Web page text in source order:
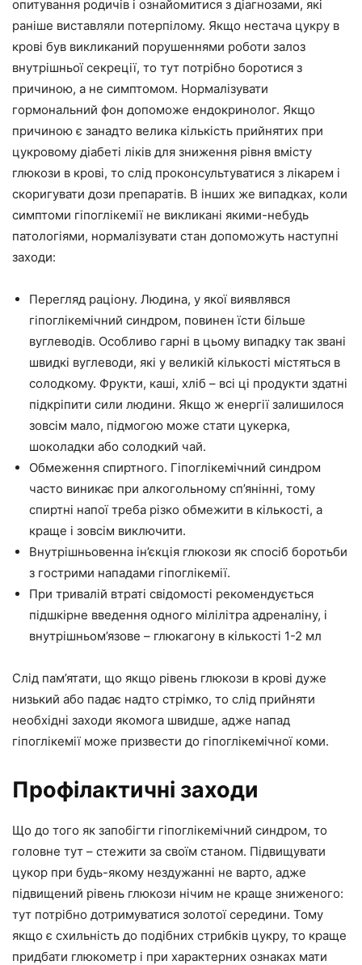
опитування родичів і ознайомитися з діагнозами, які
раніше виставляли потерпілому. Якщо нестача цукру в
крові був викликаний порушеннями роботи залоз
внутрішньої секреції, то тут потрібно боротися з
причиною, а не симптомом. Нормалізувати
гормональний фон допоможе ендокринолог. Якщо
причиною є занадто велика кількість прийнятих при
цукровому діабеті ліків для зниження рівня вмісту
глюкози в крові, то слід проконсультуватися з лікарем і
скоригувати дози препаратів. В інших же випадках, коли
симптоми гіпоглікемії не викликані якими-небудь
патологіями, нормалізувати стан допоможуть наступні
заходи:
Перегляд раціону. Людина, у якої виявлявся
гіпоглікемічний синдром, повинен їсти більше
вуглеводів. Особливо гарні в цьому випадку так звані
швидкі вуглеводи, які у великій кількості містяться в
солодкому. Фрукти, каші, хліб – всі ці продукти здатні
підкріпити сили людини. Якщо ж енергії залишилося
зовсім мало, підмогою може стати цукерка,
шоколадки або солодкий чай.
Обмеження спиртного. Гіпоглікемічний синдром
часто виникає при алкогольному сп’янінні, тому
спиртні напої треба різко обмежити в кількості, а
краще і зовсім виключити.
Внутрішньовенна ін’єкція глюкози як спосіб боротьби
з гострими нападами гіпоглікемії.
При тривалій втраті свідомості рекомендується
підшкірне введення одного мілілітра адреналіну, і
внутрішньом’язове – глюкагону в кількості 1-2 мл
Слід пам’ятати, що якщо рівень глюкози в крові дуже
низький або падає надто стрімко, то слід прийняти
необхідні заходи якомога швидше, адже напад
гіпоглікемії може призвести до гіпоглікемічної коми.
Профілактичні заходи
Що до того як запобігти гіпоглікемічний синдром, то
головне тут – стежити за своїм станом. Підвищувати
цукор при будь-якому нездужанні не варто, адже
підвищений рівень глюкози нічим не краще зниженого:
тут потрібно дотримуватися золотої середини. Тому
якщо є схильність до подібних стрибків цукру, то краще
придбати глюкометр і при характерних ознаках мати